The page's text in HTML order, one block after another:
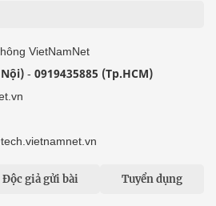
VietNamNet
- 0919435885 (Tp.HCM)
Độc giả gửi bài Tuyển dụng